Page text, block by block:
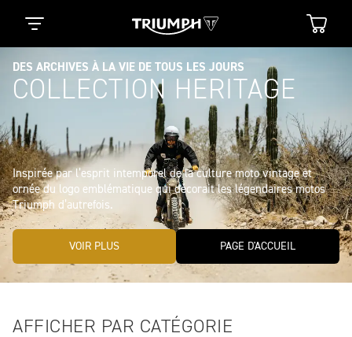
DES ARCHIVES À LA VIE DE TOUS LES JOURS
COLLECTION HERITAGE
Inspirée par l’esprit intemporel de la culture moto vintage et
ornée du logo emblématique qui décorait les légendaires motos
VOIR PLUS PAGE D'ACCUEIL
AFFICHER PAR CATÉGORIE